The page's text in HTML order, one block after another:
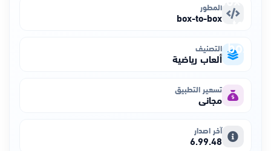
المطور
box-to-box
التصنيف
ألعاب رياضية
تسعير التطبيق
مجاني
آخر اصدار
6.99.48